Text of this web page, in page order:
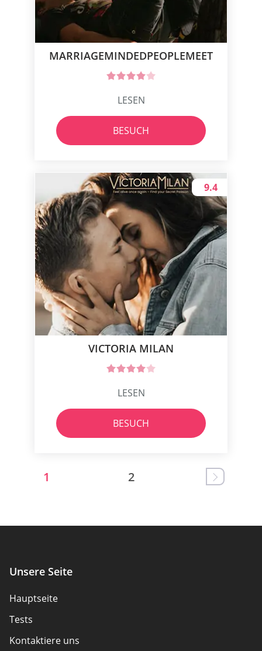
MARRIAGEMINDEDPEOPLEMEET
LESEN
BESUCH
VICTORIA MILAN
9.4
LESEN
BESUCH
1 2
Unsere Seite
Hauptseite
Tests
Kontaktiere uns